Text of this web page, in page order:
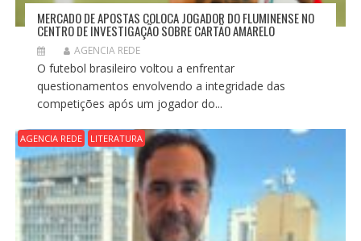
MERCADO DE APOSTAS COLOCA JOGADOR DO FLUMINENSE NO
CENTRO DE INVESTIGAÇÃO SOBRE CARTÃO AMARELO
AGENCIA REDE
O futebol brasileiro voltou a enfrentar
questionamentos envolvendo a integridade das
competições após um jogador do...
AGENCIA REDE LITERATURA